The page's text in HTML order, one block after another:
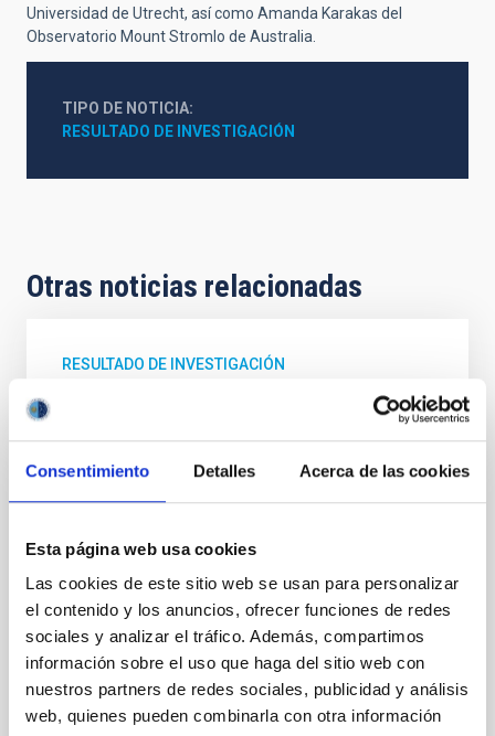
Consentimiento Detalles Acerca de las cookies
Esta página web usa cookies
Las cookies de este sitio web se usan para personalizar
el contenido y los anuncios, ofrecer funciones de redes
sociales y analizar el tráfico. Además, compartimos
información sobre el uso que haga del sitio web con
nuestros partners de redes sociales, publicidad y análisis
web, quienes pueden combinarla con otra información
Universidad de Utrecht, así como Amanda Karakas del
Observatorio Mount Stromlo de Australia.
TIPO DE NOTICIA
RESULTADO DE INVESTIGACIÓN
Otras noticias relacionadas
RESULTADO DE INVESTIGACIÓN
Cronología de nuestra Galaxia con ajuste
(ChronoGal): II. Desvelando la formación y
La investigación sobre la formación, el origen y la
evolución de la dicotomía entre los componentes de
disco fino y disco grueso de la Vía Láctea ha sido un
importante tema de estudio, ya que es clave para
comprender la formación de nuestra Galaxia. Sin
embargo no es tarea fácil, ya que las poblaciones
definidas a partir de su morfología o cinemática
muestran una mezcla de poblaciones químicamente